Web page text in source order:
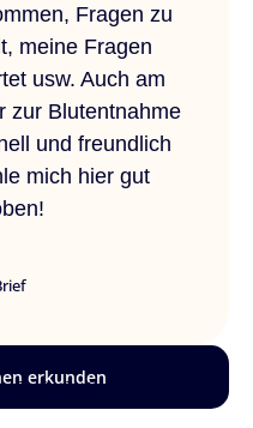
Fragen zu
meine Fragen
usw. Auch am
zur Blutentnahme
und freundlich
mich hier gut
erkunden